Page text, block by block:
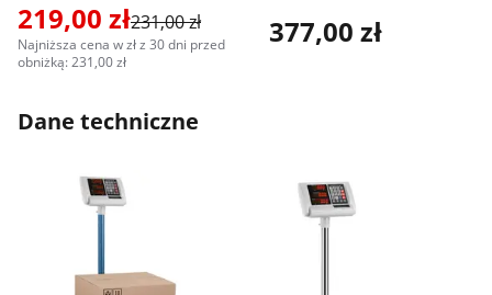
219,00 zł231,00 zł
Najniższa cena w zł z 30 dni przed
obniżką: 231,00 zł
377,00 zł
Dane techniczne